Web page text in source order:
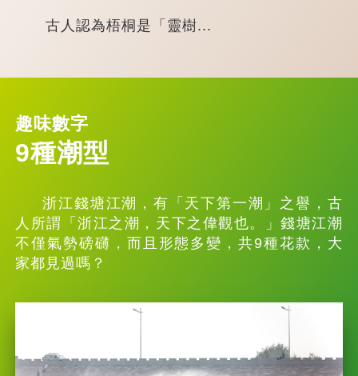
古人認為梧桐是「靈樹...
趣味數字
9種潮型
浙江錢塘江潮，有「天下第一潮」之譽，古
人所謂「浙江之潮，天下之偉觀也。」錢塘江潮
不僅氣勢磅礴，而且形態多變，共9種花款，大
家都見過嗎？